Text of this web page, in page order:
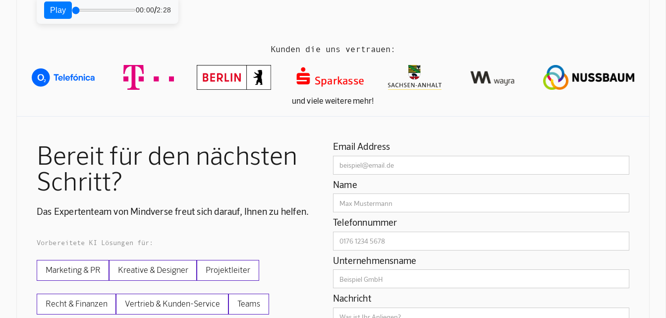
Play 00:00/2:28
Kunden die uns vertrauen:
und viele weitere mehr!
Bereit für den nächsten
Schritt?
Das Expertenteam von Mindverse freut sich darauf, Ihnen zu helfen.
Vorbereitete KI Lösungen für:
Marketing & PR Kreative & Designer Projektleiter
Recht & Finanzen Vertrieb & Kunden-Service Teams
Email Address
Name
Telefonnummer
Unternehmensname
Nachricht